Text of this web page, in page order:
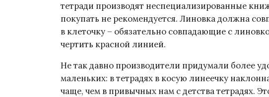
тетради производят неспециализированные
покупать не рекомендуется. Линовка должна
в клеточку – обязательно совпадающие с
чертить красной линией.
Не так давно производители придумали более
маленьких: в тетрадях в косую линеечку
чаще, чем в привычных нам с детства тетрадях.